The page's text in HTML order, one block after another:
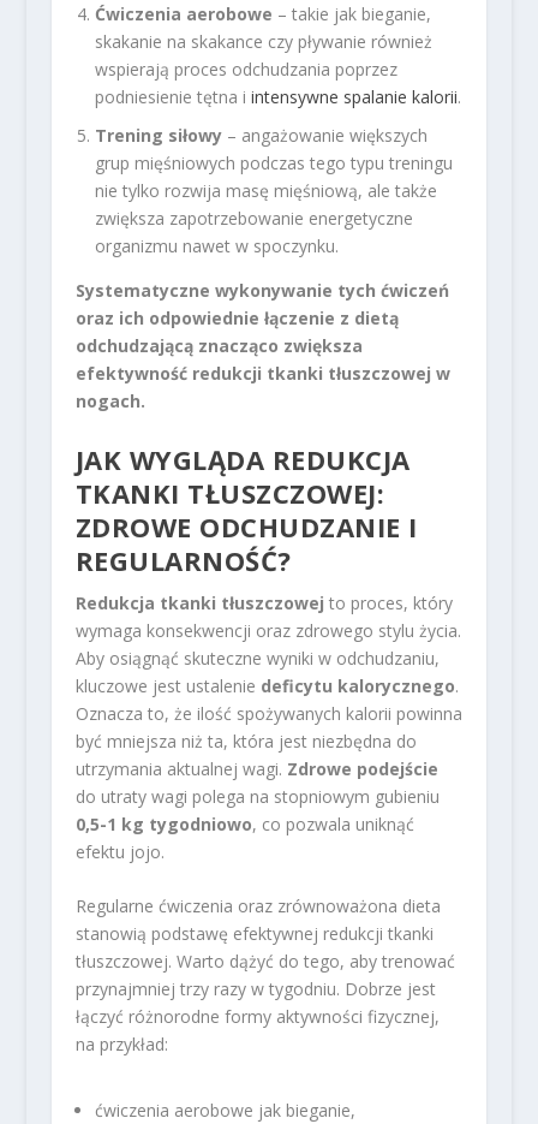
Ćwiczenia aerobowe – takie jak bieganie,
skakanie na skakance czy pływanie również
wspierają proces odchudzania poprzez
podniesienie tętna i intensywne spalanie kalorii.
Trening siłowy– angażowanie większych
grup mięśniowych podczas tego typu treningu
nie tylko rozwija masę mięśniową, ale także
zwiększa zapotrzebowanie energetyczne
organizmu nawet w spoczynku.
Systematyczne wykonywanie tych ćwiczeń
oraz ich odpowiednie łączenie z dietą
odchudzającą znacząco zwiększa
efektywność redukcji tkanki tłuszczowej w
nogach.
JAK WYGLĄDA REDUKCJA
TKANKI TŁUSZCZOWEJ:
ZDROWE ODCHUDZANIE I
REGULARNOŚĆ?
Redukcja tkanki tłuszczowej to proces, który
wymaga konsekwencji oraz zdrowego stylu życia.
Aby osiągnąć skuteczne wyniki w odchudzaniu,
kluczowe jest ustalenie deficytu kalorycznego.
Oznacza to, że ilość spożywanych kalorii powinna
być mniejsza niż ta, która jest niezbędna do
utrzymania aktualnej wagi. Zdrowe podejście
do utraty wagi polega na stopniowym gubieniu
0,5-1 kg tygodniowo, co pozwala uniknąć
efektu jojo.
Regularne ćwiczenia oraz zrównoważona dieta
stanowią podstawę efektywnej redukcji tkanki
tłuszczowej. Warto dążyć do tego, aby trenować
przynajmniej trzy razy w tygodniu. Dobrze jest
łączyć różnorodne formy aktywności fizycznej,
na przykład:
ćwiczenia aerobowe jak bieganie,